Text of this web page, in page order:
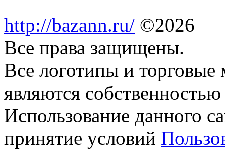
http://bazann.ru/ ©2026
Все права защищены.
Все логотипы и торговые
являются
Использование данного
принятие условий